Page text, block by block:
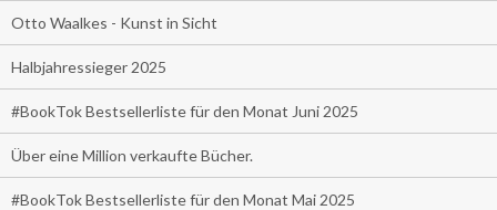
Otto Waalkes - Kunst in Sicht
Halbjahressieger 2025
#BookTok Bestsellerliste für den Monat Juni 2025
Über eine Million verkaufte Bücher.
#BookTok Bestsellerliste für den Monat Mai 2025